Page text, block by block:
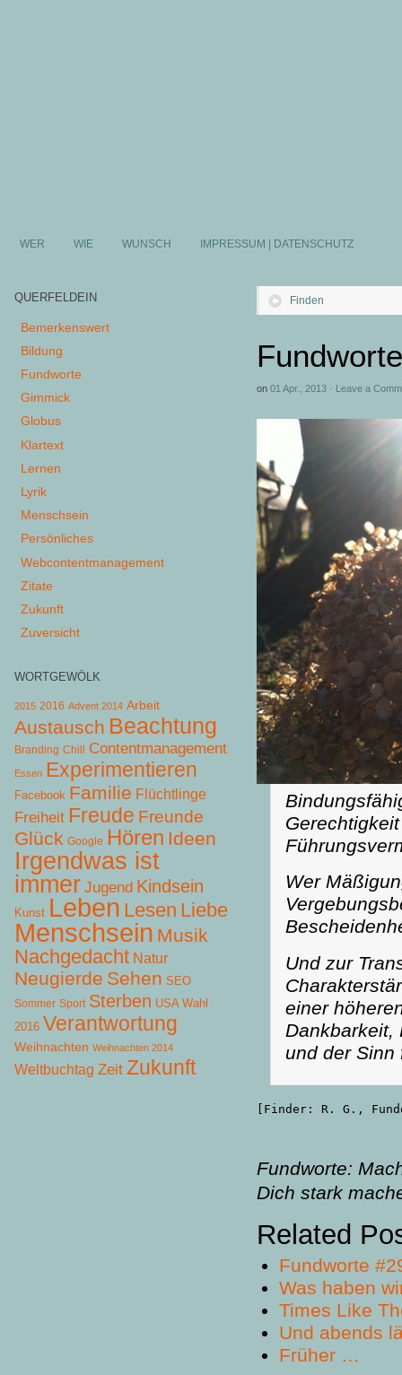
WER WIE WUNSCH IMPRESSUM | DATENSCHUTZ
Finden
on 01 Apr., 2013 · Leave a
Wer
Und zur
einer
Dankbarkeit,
und der Sinn
[Finder: R. G.,
Fundworte:
Dich stark
Related
Fundworte
Was haben
Times Like
Und abends
Früher …
QUERFELDEIN
Bemerkenswert
Bildung
Fundworte
Gimmick
Globus
Klartext
Lernen
Lyrik
Menschsein
Persönliches
Webcontentmanagement
Zitate
Zukunft
Zuversicht
WORTGEWÖLK
2015 2016 Advent 2014 Arbeit
Austausch Beachtung
Branding Chill Contentmanagement
Essen Experimentieren
Facebook Familie Flüchtlinge
Freiheit Freude Freunde
Glück Google Hören Ideen
Irgendwas ist
immer Jugend Kindsein
Kunst Leben Lesen Liebe
Menschsein Musik
Nachgedacht Natur
Neugierde Sehen SEO
Sommer Sport Sterben USA Wahl
2016 Verantwortung
Weihnachten Weihnachten 2014
Weltbuchtag Zeit Zukunft